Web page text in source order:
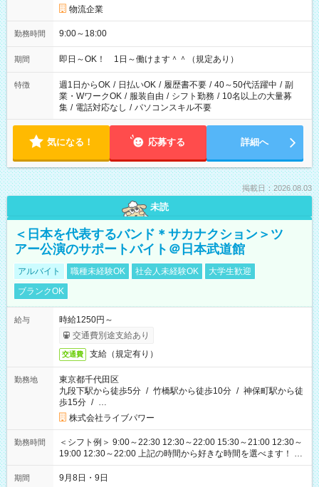
物流企業
勤務時間 9:00～18:00
期間 即日～OK！ 1日～働けます＾＾（規定あり）
特徴 週1日からOK / 日払いOK / 履歴書不要 / 40～50代活躍中 / 副
業・WワークOK / 服装自由 / シフト勤務 / 10名以上の大量募
集 / 電話対応なし / パソコンスキル不要
気になる！ 応募する 詳細へ
掲載日：2026.08.03
未読
＜日本を代表するバンド＊サカナクション＞ツ
アー公演のサポートバイト＠日本武道館
アルバイト 職種未経験OK 社会人未経験OK
大学生歓迎
ブランクOK
給与
時給1250円～
交通費別途支給あり
交通費 支給（規定有り）
勤務地
東京都千代田区
九段下駅から徒歩5分 / 竹橋駅から徒歩10分 / 神保町駅から徒
歩15分 / …
株式会社ライブパワー
勤務時間
＜シフト例＞ 9:00～22:30 12:30～22:00 15:30～21:00 12:30～
19:00 12:30～22:00 上記の時間から好きな時間を選べます！ ※
時間は変更となる可能性があります
期間 9月8日・9日